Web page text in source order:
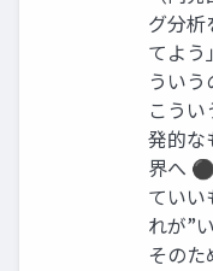
グ分析
てよう
うい
こう
発的な
界へ
てい
れが”
その